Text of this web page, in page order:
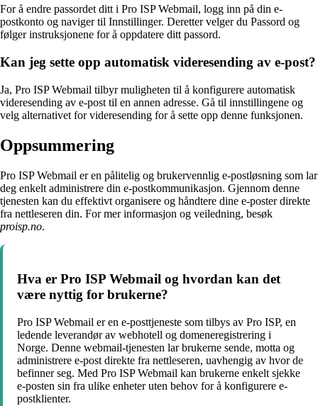
For å endre passordet ditt i Pro ISP Webmail, logg inn på din e-
postkonto og naviger til Innstillinger. Deretter velger du Passord og
følger instruksjonene for å oppdatere ditt passord.
Kan jeg sette opp automatisk videresending av e-post?
Ja, Pro ISP Webmail tilbyr muligheten til å konfigurere automatisk
videresending av e-post til en annen adresse. Gå til innstillingene og
velg alternativet for videresending for å sette opp denne funksjonen.
Oppsummering
Pro ISP Webmail er en pålitelig og brukervennlig e-postløsning som lar
deg enkelt administrere din e-postkommunikasjon. Gjennom denne
tjenesten kan du effektivt organisere og håndtere dine e-poster direkte
fra nettleseren din. For mer informasjon og veiledning, besøk
proisp.no.
Hva er Pro ISP Webmail og hvordan kan det
være nyttig for brukerne?
Pro ISP Webmail er en e-posttjeneste som tilbys av Pro ISP, en
ledende leverandør av webhotell og domeneregistrering i
Norge. Denne webmail-tjenesten lar brukerne sende, motta og
administrere e-post direkte fra nettleseren, uavhengig av hvor de
befinner seg. Med Pro ISP Webmail kan brukerne enkelt sjekke
e-posten sin fra ulike enheter uten behov for å konfigurere e-
postklienter.